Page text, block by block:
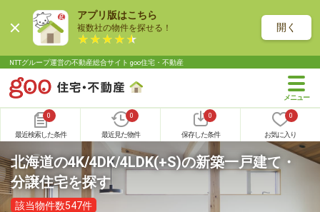
アプリ版はこちら
複数社の物件を探せる！ 開く
NTTグループ運営の不動産総合サイト goo住宅・不動産
0
最近検索した条件
0
最近見た物件
0
保存した条件
0
お気に入り
北海道の4K/4DK/4LDK(+S)の新築一戸建て・
分譲住宅を探す
該当物件数547件